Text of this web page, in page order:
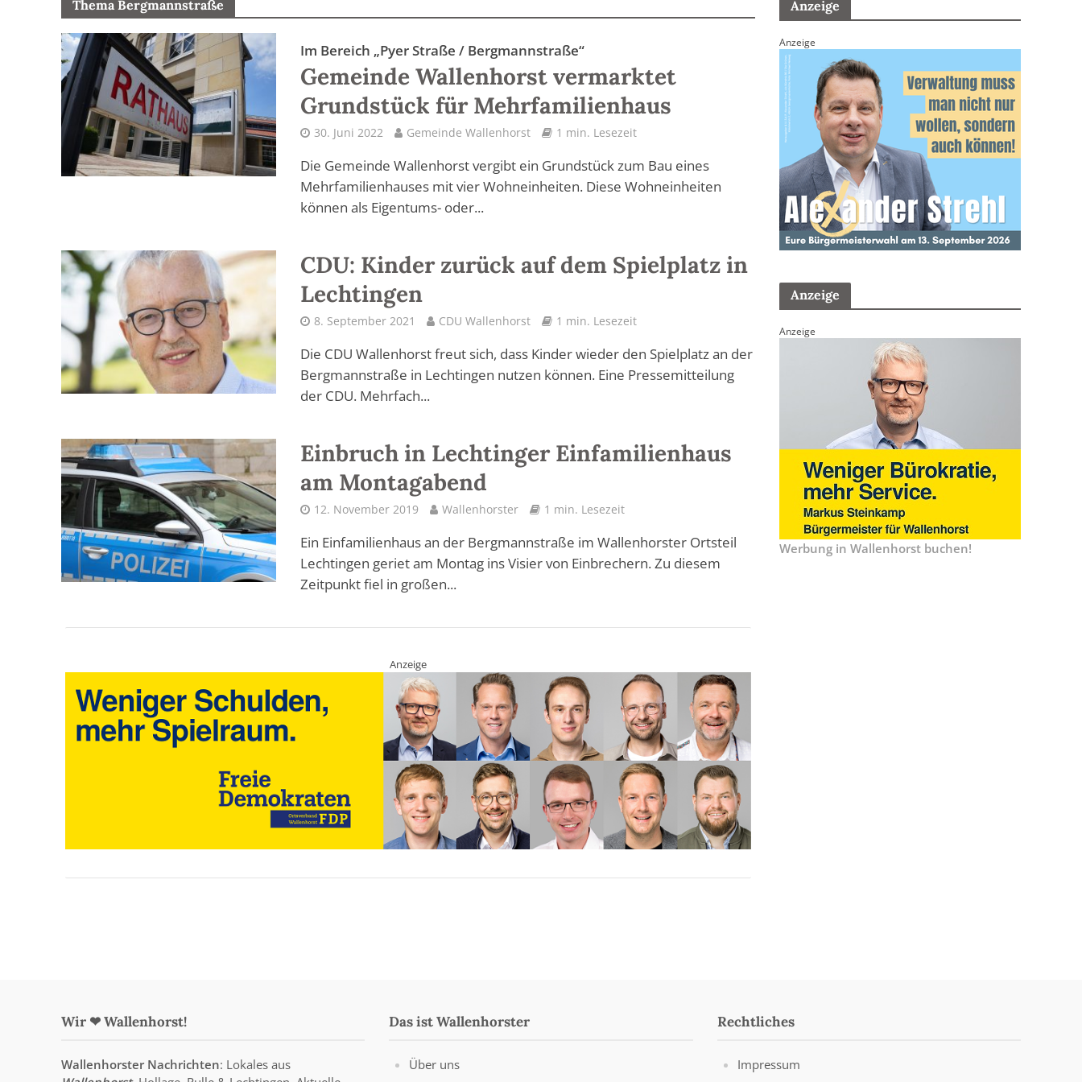
Thema Bergmannstraße
Im Bereich „Pyer Straße / Bergmannstraße“
Gemeinde Wallenhorst vermarktet
Grundstück für Mehrfamilienhaus
30. Juni 2022 Gemeinde Wallenhorst 1 min. Lesezeit
Die Gemeinde Wallenhorst vergibt ein Grundstück zum Bau eines
Mehrfamilienhauses mit vier Wohneinheiten. Diese Wohneinheiten
können als Eigentums- oder...
CDU: Kinder zurück auf dem Spielplatz in
Lechtingen
8. September 2021 CDU Wallenhorst 1 min. Lesezeit
Die CDU Wallenhorst freut sich, dass Kinder wieder den Spielplatz an der
Bergmannstraße in Lechtingen nutzen können. Eine Pressemitteilung
der CDU. Mehrfach...
Einbruch in Lechtinger Einfamilienhaus
am Montagabend
12. November 2019 Wallenhorster 1 min. Lesezeit
Ein Einfamilienhaus an der Bergmannstraße im Wallenhorster Ortsteil
Lechtingen geriet am Montag ins Visier von Einbrechern. Zu diesem
Zeitpunkt fiel in großen...
Anzeige
Anzeige
Anzeige
Anzeige
Anzeige
Werbung in Wallenhorst buchen!
Wir ❤ Wallenhorst!
Wallenhorster Nachrichten: Lokales aus
Das ist Wallenhorster
Über uns
Rechtliches
Impressum